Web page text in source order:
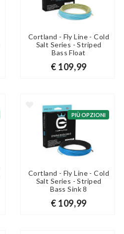
Cortland - Fly Line - Cold
Salt Series - Striped
Bass Float
€ 109,99
PIÙ OPZIONI
Cortland - Fly Line - Cold
Salt Series - Striped
Bass Sink 8
€ 109,99